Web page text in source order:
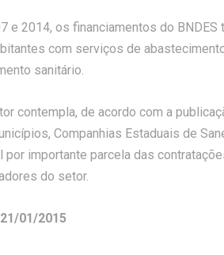
e 2014, os financiamentos do BNDES
com serviços de
sanitário.
contempla, de acordo com a
Companhias Estaduais de
importante parcela das
do setor.
01/2015